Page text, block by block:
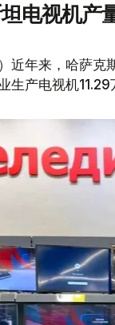
电视机产
）近年来，哈萨克
产电视机11.29